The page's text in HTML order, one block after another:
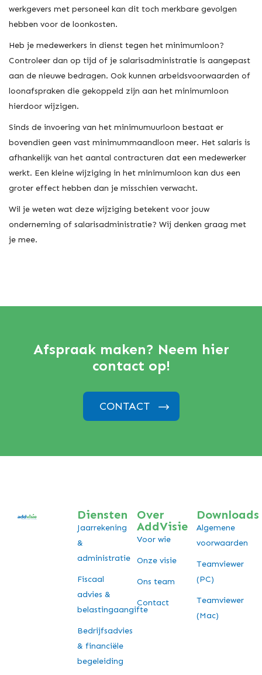
werkgevers met personeel kan dit toch merkbare gevolgen
hebben voor de loonkosten.
Heb je medewerkers in dienst tegen het minimumloon?
Controleer dan op tijd of je salarisadministratie is aangepast
aan de nieuwe bedragen. Ook kunnen arbeidsvoorwaarden of
loonafspraken die gekoppeld zijn aan het minimumloon
hierdoor wijzigen.
Sinds de invoering van het minimumuurloon bestaat er
bovendien geen vast minimummaandloon meer. Het salaris is
afhankelijk van het aantal contracturen dat een medewerker
werkt. Een kleine wijziging in het minimumloon kan dus een
groter effect hebben dan je misschien verwacht.
Wil je weten wat deze wijziging betekent voor jouw
onderneming of salarisadministratie? Wij denken graag met
je mee.
Afspraak maken? Neem hier
contact op!
CONTACT
Diensten
Jaarrekening
&
administratie
Fiscaal
advies &
belastingaangifte
Bedrijfsadvies
& financiële
begeleiding
Over
AddVisie
Voor wie
Onze visie
Ons team
Contact
Downloads
Algemene
voorwaarden
Teamviewer
(PC)
Teamviewer
(Mac)